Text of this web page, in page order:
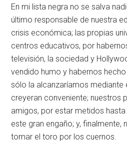
En mi lista negra no se salva
último responsable de nuestra
crisis económica; las propias
centros educativos, por
televisión, la sociedad y
vendido humo y habernos
sólo la alcanzaríamos mediante
creyeran conveniente; nuestros
amigos, por estar metidos
este gran engaño; y,
tomar el toro por los cuernos.